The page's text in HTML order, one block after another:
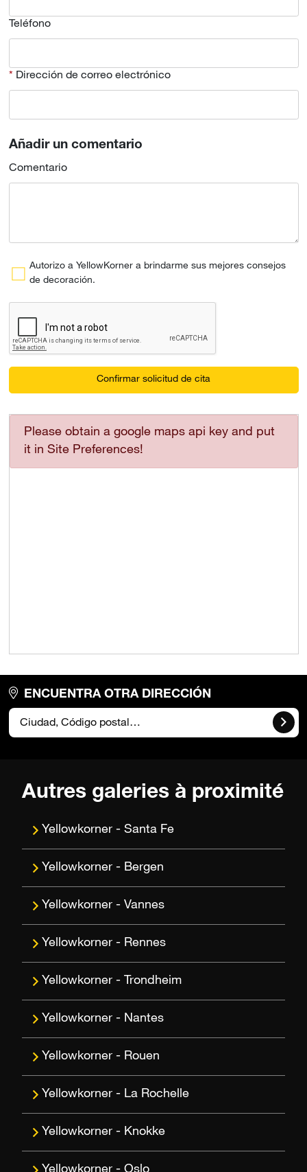
Teléfono
Dirección de correo electrónico
Añadir un comentario
Comentario
Autorizo a YellowKorner a brindarme sus mejores consejos
de decoración.
Confirmar solicitud de cita
Please obtain a google maps api key and put
it in Site Preferences!
ENCUENTRA OTRA DIRECCIÓN
Autres galeries à proximité
Santa Fe
Bergen
Vannes
Rennes
Trondheim
Nantes
Rouen
La Rochelle
Knokke